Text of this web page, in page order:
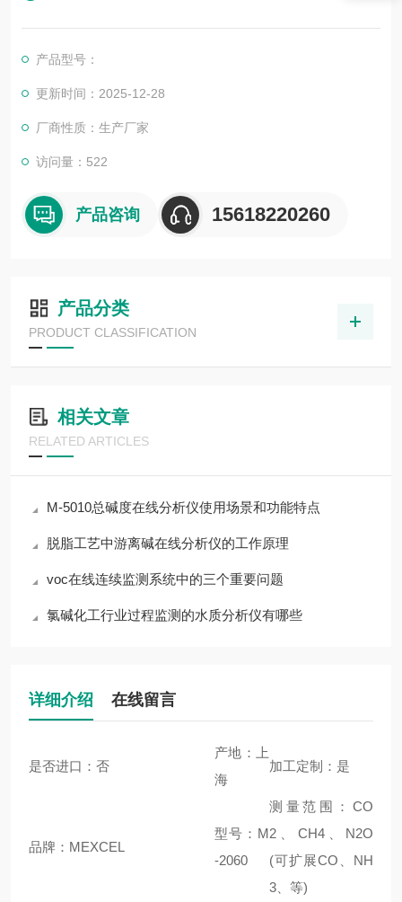
产品型号：
更新时间：2025-12-28
厂商性质：生产厂家
访问量：522
产品咨询 15618220260
产品分类
PRODUCT CLASSIFICATION
相关文章
RELATED ARTICLES
M-5010总碱度在线分析仪使用场景和功能特点
脱脂工艺中游离碱在线分析仪的工作原理
voc在线连续监测系统中的三个重要问题
氯碱化工行业过程监测的水质分析仪有哪些
详细介绍 在线留言
是否进口：否
产地：上
海
加工定制：是
品牌：MEXCEL
型号：M
-2060
测量范围：CO
2、CH4、N2O
(可扩展CO、NH
3、等)